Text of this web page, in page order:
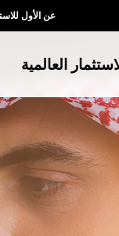
عن الأول
العالمية